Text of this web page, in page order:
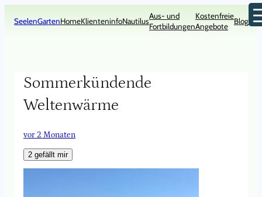
Inhalt
SeelenGartenHomeKlienteninfoNautilus
Aus- und
Fortbildungen
Kostenfreie
Angebote
Blog
Sommerkündende
Weltenwärme
vor 2 Monaten
2 gefällt mir